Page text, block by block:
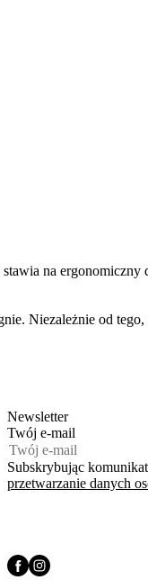
na ergonomiczny
Niezależnie od
Newsletter
Twój e‑mail
Subskrybując
przetwarzanie danych